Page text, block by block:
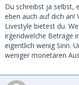
Der Herr Admin hat
Sugar Daddys"
mindestens 1000€
auch weniger.
gelesen (1000€-
Diese Posts sowohl
allerdings schon 2-6
Du schreibst ja selbst,
eben auch auf dich an!
Livestyle bietest du.
irgendwelche Beträge
eigentlich wenig Sinn.
weniger monetären